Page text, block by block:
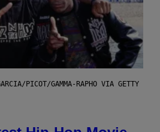
PICOT/GAMMA-RAPHO VIA GETTY